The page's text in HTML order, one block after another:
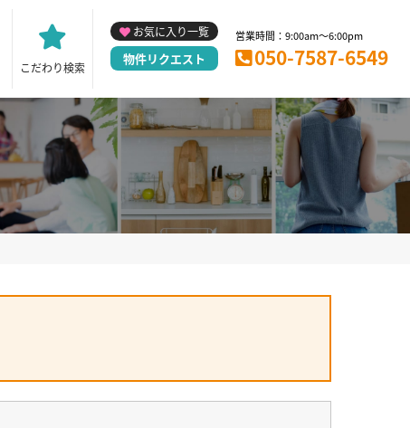
こだわり検索
お気に入り一覧
物件リクエスト
営業時間：9:00am～6:00pm
050-7587-6549